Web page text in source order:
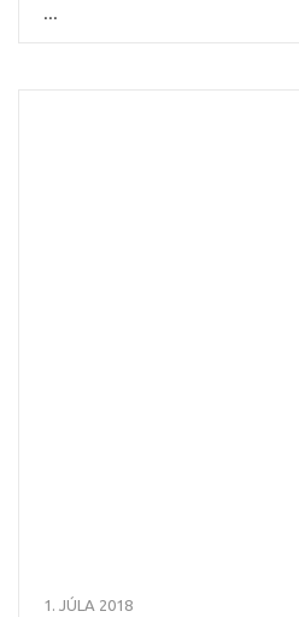
...
1. JÚLA 2018